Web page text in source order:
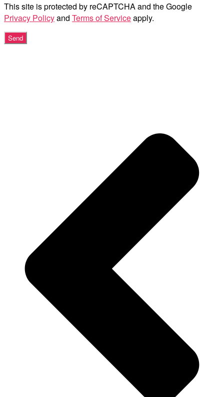
This site is protected by reCAPTCHA and the Google
Privacy Policyand Terms of Serviceapply.